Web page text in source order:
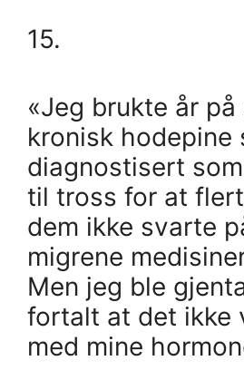
15.
«Jeg brukte år
kronisk hodepine
diagnostisert
til tross for at
dem ikke svarte
migrene
Men jeg ble
fortalt at det ikke
med mine